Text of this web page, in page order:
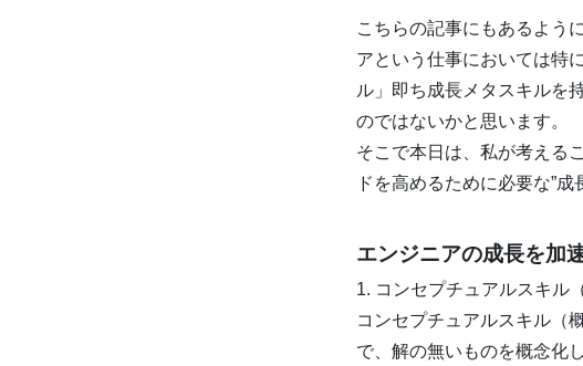
こちらの記事にもあるよう
アという仕事においては特
ル」即ち成長メタスキルを
のではないかと思います。
そこで本日は、私が考える
ドを高めるために必要な”
エンジニアの成長を加
1. コンセプチュアルスキル
コンセプチュアルスキル（
で、解の無いものを概念化